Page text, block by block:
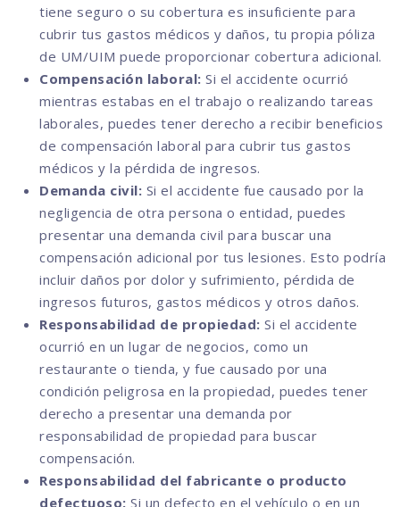
tiene seguro o su cobertura es insuficiente para
cubrir tus gastos médicos y daños, tu propia póliza
de UM/UIM puede proporcionar cobertura adicional.
Compensación laboral: Si el accidente ocurrió
mientras estabas en el trabajo o realizando tareas
laborales, puedes tener derecho a recibir beneficios
de compensación laboral para cubrir tus gastos
médicos y la pérdida de ingresos.
Demanda civil: Si el accidente fue causado por la
negligencia de otra persona o entidad, puedes
presentar una demanda civil para buscar una
compensación adicional por tus lesiones. Esto podría
incluir daños por dolor y sufrimiento, pérdida de
ingresos futuros, gastos médicos y otros daños.
Responsabilidad de propiedad: Si el accidente
ocurrió en un lugar de negocios, como un
restaurante o tienda, y fue causado por una
condición peligrosa en la propiedad, puedes tener
derecho a presentar una demanda por
responsabilidad de propiedad para buscar
compensación.
Responsabilidad del fabricante o producto
defectuoso: Si un defecto en el vehículo o en un